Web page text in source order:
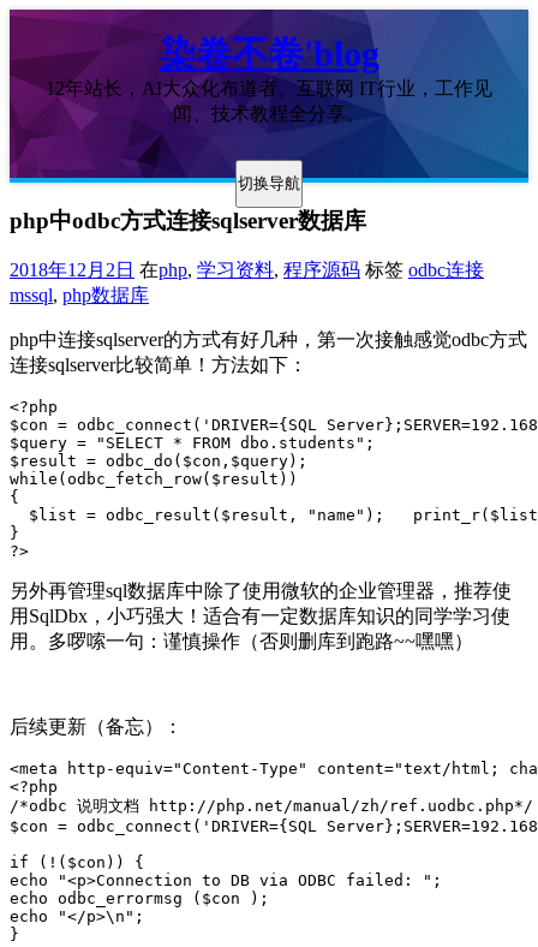
染卷不卷'blog
12年站长，AI大众化布道者。互联网 IT行业，工作见
闻、技术教程全分享。
切换导航
php中odbc方式连接sqlserver数据库
2018年12月2日 在php, 学习资料, 程序源码 标签 odbc连接
mssql, php数据库
php中连接sqlserver的方式有好几种，第一次接触感觉odbc方式
连接sqlserver比较简单！方法如下：
<?php
$con = odbc_connect('DRIVER={SQL
$query = "SELECT * FROM dbo.students";
$result = odbc_do($con,$query);
while(odbc_fetch_row($result))
{
$list = odbc_result($result, "name");
}
?>
另外再管理sql数据库中除了使用微软的企业管理器，推荐使
用SqlDbx，小巧强大！适合有一定数据库知识的同学学习使
用。多啰嗦一句：谨慎操作（否则删库到跑路~~嘿嘿）
后续更新（备忘）：
<meta http-equiv="Content-Type" content="text/html;
<?php
/*odbc 说明文档 http://php.net/manual/zh/ref.uodbc.php*/
$con = odbc_connect('DRIVER={SQL
if (!($con)) {
echo "<p>Connection to DB via ODBC failed: ";
echo odbc_errormsg ($con );
echo "</p>\n";
}